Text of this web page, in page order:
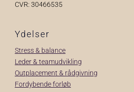
CVR: 30466535
Ydelser
Stress & balance
Leder & teamudvikling
Outplacement & rådgivning
Fordybende forløb